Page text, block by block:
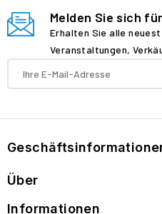
Melden Sie sich
Erhalten Sie alle
Veranstaltungen,
Über
Informationen